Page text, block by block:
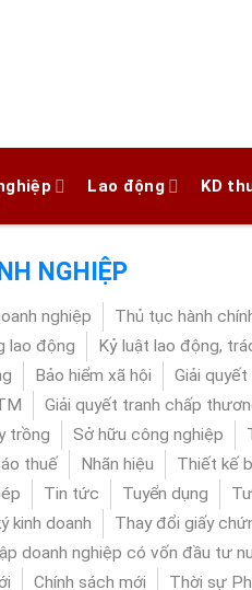
Lao động KD
NGHIỆP
nghiệp Thủ tục hành
lao động
Kỷ luật lao động,
Bảo hiểm xã hội
Giải
Giải quyết tranh chấp
trồng Sở hữu công nghiệp
thuế Nhãn hiệu
Thiết kế
Tin tức Tuyển dụng
kinh doanh
Thay đổi giấy
doanh nghiệp có vốn đầu tư
Chính sách mới Thời sự